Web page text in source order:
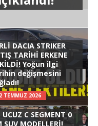
DACIA STRIKER
TARİHİ ERKENE
Yoğun ilgi
değişmesini
TEMMUZ 2026
UCUZ C SEGMENT 0
SUV MODELLERİ!